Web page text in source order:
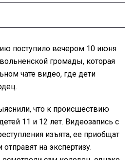
поступило вечером 10 июня
громады, которая
чате видео, где дети
что к происшествию
11 и 12 лет. Видеозапись с
изъята, ее приобщат
на экспертизу.